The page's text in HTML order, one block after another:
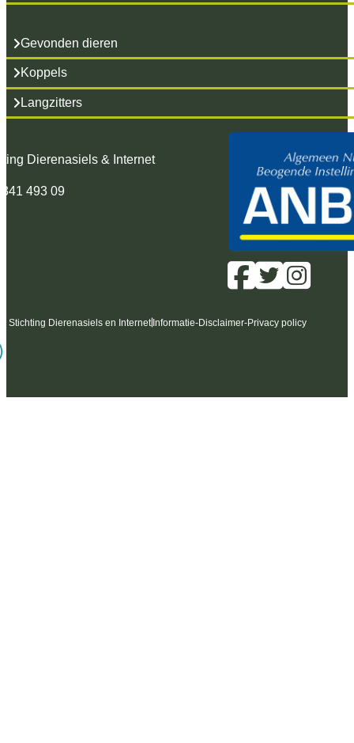
Gevonden dieren
Koppels
Langzitters
Dierenasiels & Internet
493 09
Stichting Dierenasiels en Internet Informatie-Disclaimer-Privacy policy